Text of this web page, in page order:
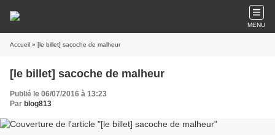
MENU
Accueil » [le billet] sacoche de malheur
[le billet] sacoche de malheur
Publié le 06/07/2016 à 13:23
Par blog813